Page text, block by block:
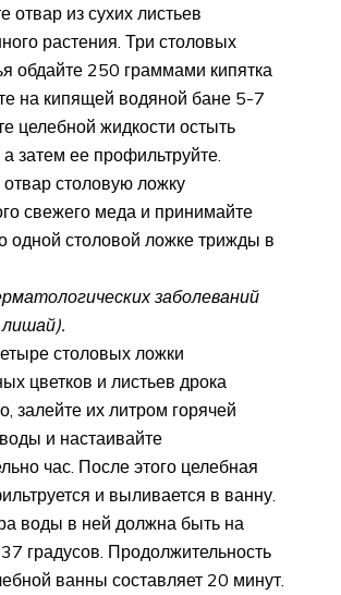
отвар из сухих листьев
растения. Три столовых
обдайте 250 граммами кипятка
на кипящей водяной бане 5-7
целебной жидкости остыть
затем ее профильтруйте.
столовую ложку
свежего меда и принимайте
одной столовой ложке трижды в
заболеваний
лишай).
столовых ложки
цветков и листьев дрока
залейте их литром горячей
и настаивайте
час. После этого целебная
и выливается в ванну.
воды в ней должна быть на
градусов. Продолжительность
ванны составляет 20 минут.